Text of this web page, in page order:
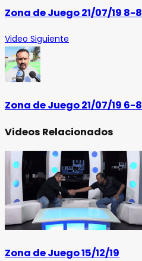
Zona de Juego 21/07/19 8-8
Video Siguiente
Zona de Juego 21/07/19 6-8
Videos Relacionados
Zona de Juego 15/12/19